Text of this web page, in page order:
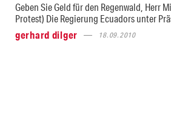
Geben Sie Geld für den Regenwald, Herr
Protest) Die Regierung Ecuadors unter
gerhard dilger
18.09.2010